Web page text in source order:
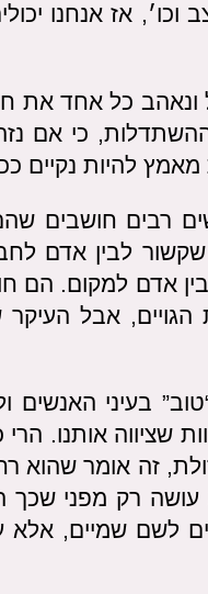
וכו׳, אז אנחנו
כל אחד את
כי אם
להיות נקיים
רבים חושבים
לבין אדם
אדם למקום. הם
הגויים, אבל
בעיני האנשים
שציווה אותנו.
זה אומר
רק מפני שכך
לשם שמיים,